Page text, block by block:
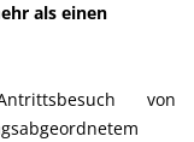
als einen
von